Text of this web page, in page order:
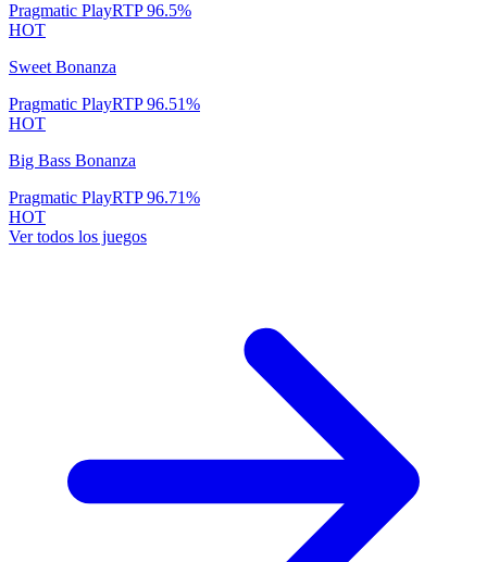
Pragmatic PlayRTP96.5%
HOT
Sweet Bonanza
Pragmatic PlayRTP96.51%
HOT
Big Bass Bonanza
Pragmatic PlayRTP96.71%
HOT
Ver todos los juegos